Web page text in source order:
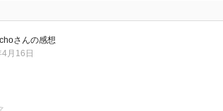
さんの感想
月16日